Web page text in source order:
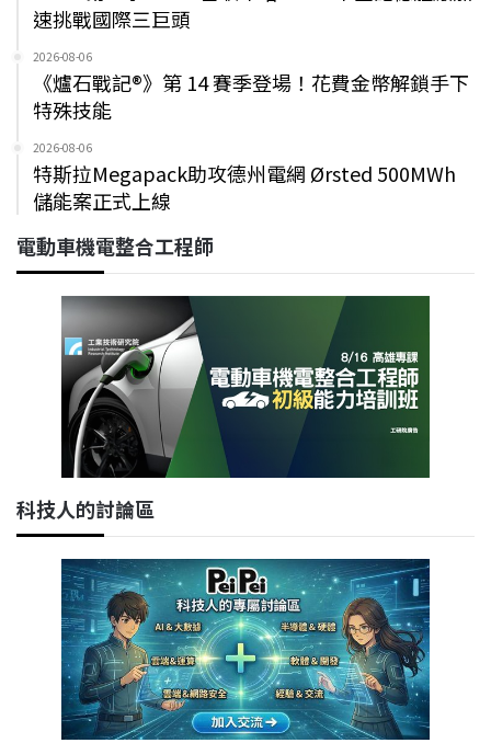
速挑戰國際三巨頭
2026-08-06
《爐石戰記®》第 14 賽季登場！花費金幣解鎖手下
特殊技能
2026-08-06
特斯拉Megapack助攻德州電網 Ørsted 500MWh
儲能案正式上線
電動車機電整合工程師
科技人的討論區